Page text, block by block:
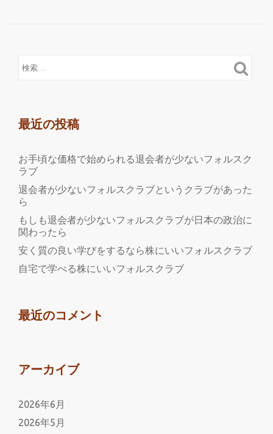
最近の投稿
お手頃な価格で始められる退会者が少ないフォルスク
ラブ
退会者が少ないフォルスクラブというクラブがあった
ら
もしも退会者が少ないフォルスクラブが日本の政治に
関わったら
安く質の良い学びをするなら株にいいフォルスクラブ
自宅で学べる株にいいフォルスクラブ
最近のコメント
アーカイブ
2026年6月
2026年5月